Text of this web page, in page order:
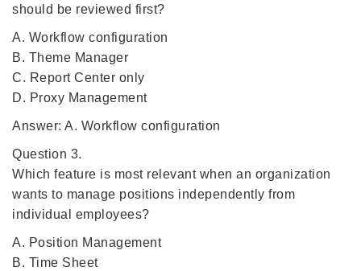
should be reviewed first?
A. Workflow configuration
B. Theme Manager
C. Report Center only
D. Proxy Management
Answer: A. Workflow configuration
Question 3.
Which feature is most relevant when an organization
wants to manage positions independently from
individual employees?
A. Position Management
B. Time Sheet